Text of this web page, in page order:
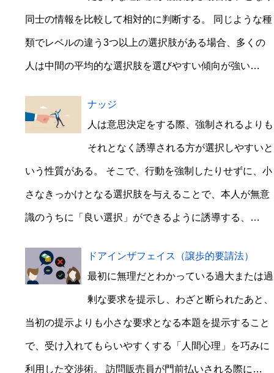
同士の情報を比較して相対的に判断する。 同じような種
類でレベルの違う3つ以上の選択肢がある場合、多くの
人は中間の平均的な選択肢を選びやすい傾向が強い…
ナッジ
人は意思決定をする際、強制されるよりも
それとなく誘導される方が選択しやすいと
いう性質がある。 そこで、行動を強制したりせずに、小
さなきっかけとなる選択肢を与えることで、本人が無意
識のうちに「良い選択」ができるように誘導する、…
ドアインザフェイス（譲歩的要請法）
最初に無理だとわかっている過大または過
剰な要求を提示し、わざと断られたあと、
当初の提示よりも小さな要求となる本題を提示すること
で、受け入れてもらいやすくする「人間心理」を巧みに
利用した交渉術。 訪問販売員が門前払いされる際に…